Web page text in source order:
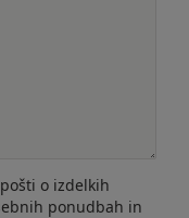
o izdelkih
ponudbah in